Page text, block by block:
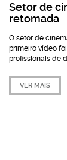
Setor de
retomada
O setor de
primeiro vídeo
profissionais de
VER MAIS